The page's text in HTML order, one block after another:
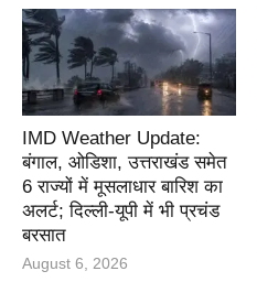
IMD Weather Update:
बंगाल, ओडिशा, उत्तराखंड समेत
6 राज्यों में मूसलाधार बारिश का
अलर्ट; दिल्ली-यूपी में भी प्रचंड
बरसात
August 6, 2026